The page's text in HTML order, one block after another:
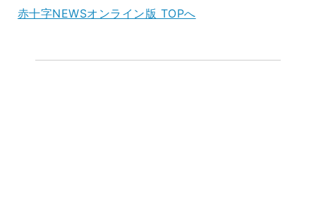
赤十字NEWSオンライン版 TOPへ